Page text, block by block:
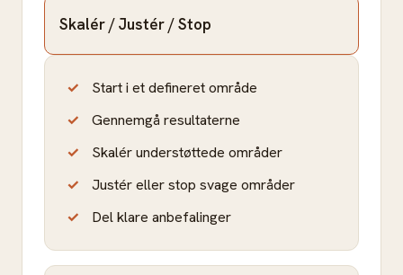
Skalér / Justér / Stop
Start i et defineret område
Gennemgå resultaterne
Skalér understøttede områder
Justér eller stop svage områder
Del klare anbefalinger